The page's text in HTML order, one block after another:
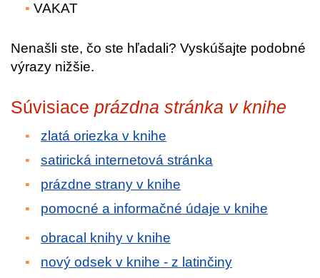
VAKAT
Nenašli ste, čo ste hľadali? Vyskúšajte podobné
výrazy nižšie.
Súvisiace prázdna stránka v knihe
zlatá oriezka v knihe
satirická internetová stránka
prázdne strany v knihe
pomocné a informačné údaje v knihe
obracal knihy v knihe
nový odsek v knihe - z latinčiny